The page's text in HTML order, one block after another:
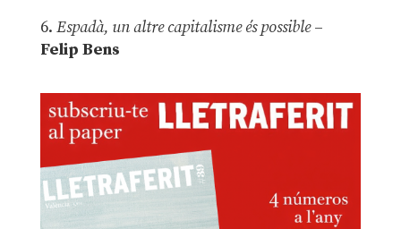
6. Espadà, un altre capitalisme és possible –
Felip Bens